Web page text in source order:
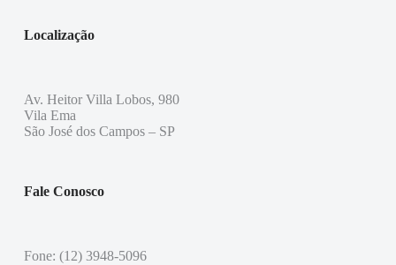
Localização
Av. Heitor Villa Lobos, 980
Vila Ema
São José dos Campos – SP
Fale Conosco
Fone: (12) 3948-5096